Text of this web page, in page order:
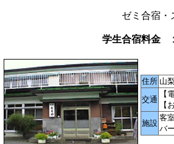
ゼミ合宿・
学生合宿料金
住所 山
交通
【
【
施設
客
バ